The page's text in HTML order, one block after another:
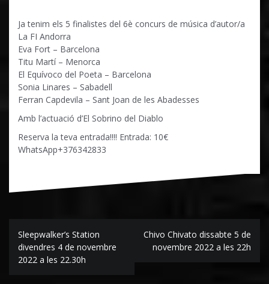
Ja tenim els 5 finalistes del 6è concurs de música d’autor/a
La FI Andorra
Eva Fort – Barcelona
Titu Martí – Menorca
El Equívoco del Poeta – Barcelona
Sonia Linares – Sabadell
Ferran Capdevila – Sant Joan de les Abadesses
Amb l’actuació d’El Sobrino del Diablo
Reserva la teva entrada!!!! Entrada: 10€
WhatsApp+376342833
Navegación
de
entradas
Sleepwalker’s Station
divendres 4 de novembre
2022 a les 22.30h
Chivo Chivato dissabte 5 de
novembre 2022 a les 22h